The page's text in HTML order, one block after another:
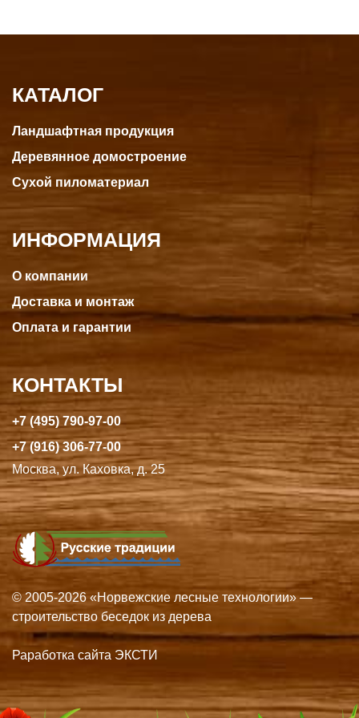
КАТАЛОГ
Ландшафтная продукция
Деревянное домостроение
Сухой пиломатериал
ИНФОРМАЦИЯ
О компании
Доставка и монтаж
Оплата и гарантии
КОНТАКТЫ
+7 (495) 790-97-00
+7 (916) 306-77-00
Москва, ул. Каховка, д. 25
© 2005-2026 «Норвежские лесные технологии» —
строительство беседок из дерева
Раработка сайта ЭКСТИ